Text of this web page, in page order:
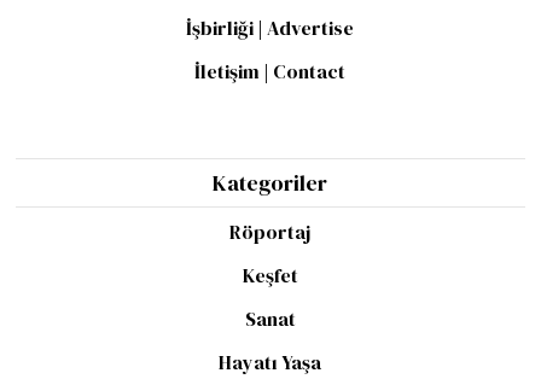
İşbirliği | Advertise
İletişim | Contact
Kategoriler
Röportaj
Keşfet
Sanat
Hayatı Yaşa